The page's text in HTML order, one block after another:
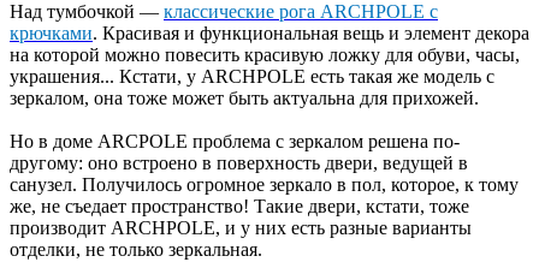
Над тумбочкой — классические рога ARCHPOLE с
крючками. Красивая и функциональная вещь и элемент декора
на которой можно повесить красивую ложку для обуви, часы,
украшения... Кстати, у ARCHPOLE есть такая же модель с
зеркалом, она тоже может быть актуальна для прихожей.
Но в доме ARCPOLE проблема с зеркалом решена по-
другому: оно встроено в поверхность двери, ведущей в
санузел. Получилось огромное зеркало в пол, которое, к тому
же, не съедает пространство! Такие двери, кстати, тоже
производит ARCHPOLE, и у них есть разные варианты
отделки, не только зеркальная.